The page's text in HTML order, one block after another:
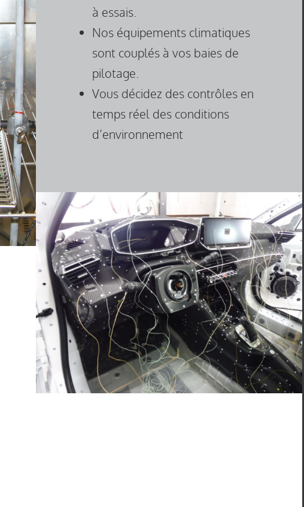
à essais.
Nos équipements climatiques
sont couplés à vos baies de
pilotage.
Vous décidez des contrôles en
temps réel des conditions
d’environnement